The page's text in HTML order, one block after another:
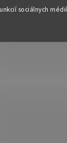
sociálnych